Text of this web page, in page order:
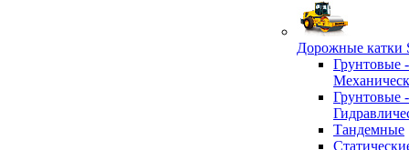
Дорожные катки
Грунтовые -
Грунтовые -
Тандемные